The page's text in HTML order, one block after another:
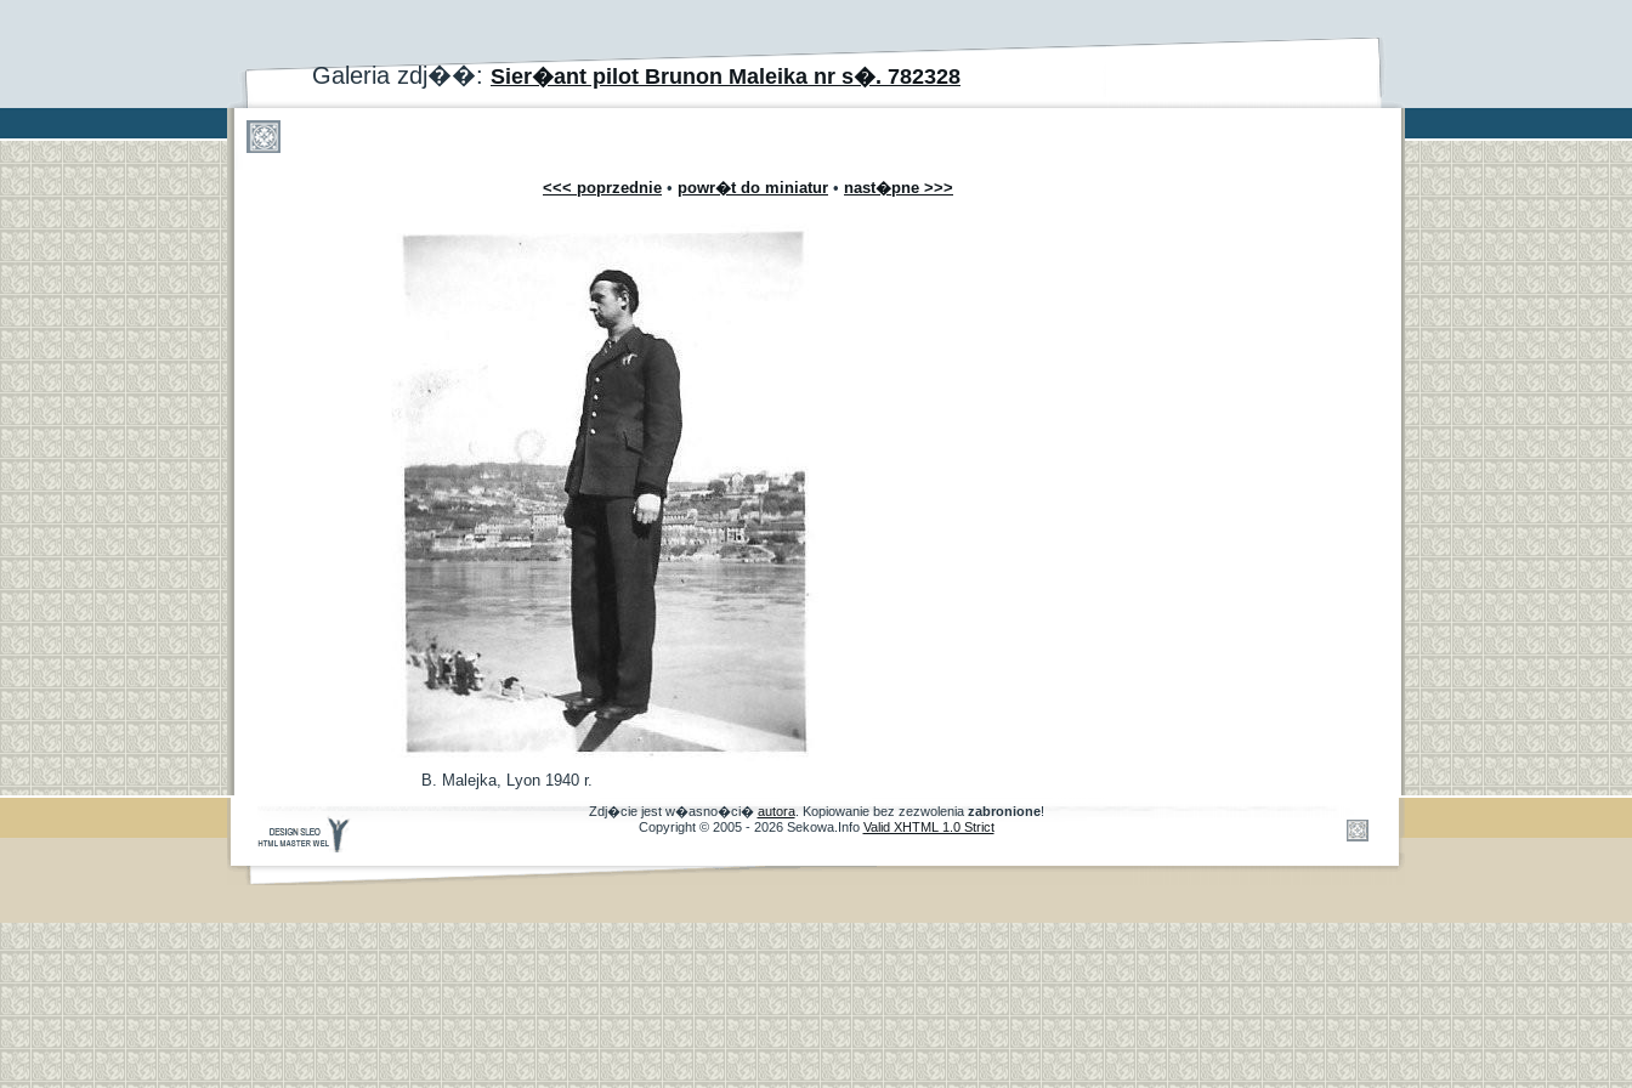
Galeria zdj��: Sier�ant pilot Brunon Maleika nr s�. 782328
<<< poprzednie • powr�t do miniatur • nast�pne >>>
B. Malejka, Lyon 1940 r.
Zdj�cie jest w�asno�ci� autora. Kopiowanie bez zezwolenia zabronione!
Copyright © 2005 - 2026 Sekowa.Info Valid XHTML 1.0 Strict